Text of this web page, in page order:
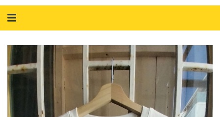
Alternar